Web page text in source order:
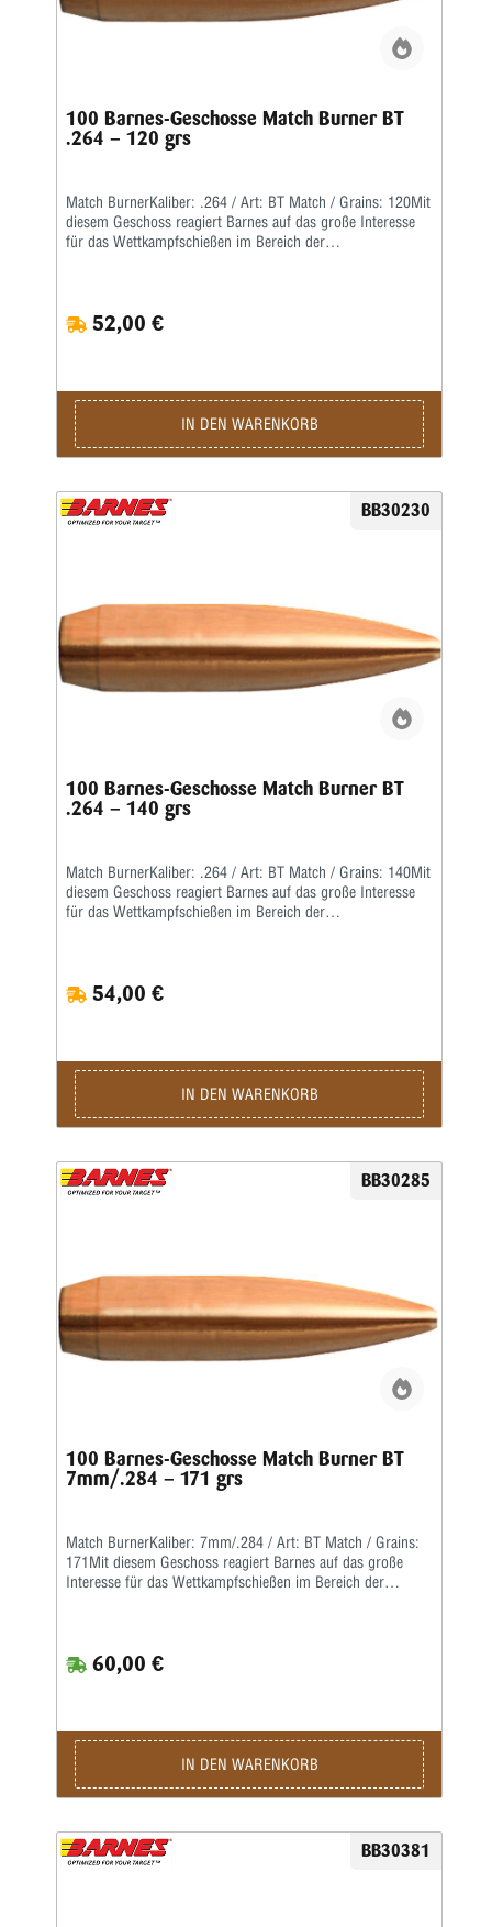
100 Barnes-Geschosse Match Burner BT
.264 – 120 grs
Match BurnerKaliber: .264 / Art: BT Match / Grains: 120Mit
diesem Geschoss reagiert Barnes auf das große Interesse
für das Wettkampfschießen im Bereich der
52,00 €
IN DEN WARENKORB
BB30230
100 Barnes-Geschosse Match Burner BT
.264 – 140 grs
Match BurnerKaliber: .264 / Art: BT Match / Grains: 140Mit
diesem Geschoss reagiert Barnes auf das große Interesse
für das Wettkampfschießen im Bereich der
54,00 €
IN DEN WARENKORB
BB30285
100 Barnes-Geschosse Match Burner BT
7mm/.284 – 171 grs
Match BurnerKaliber: 7mm/.284 / Art: BT Match / Grains:
171Mit diesem Geschoss reagiert Barnes auf das große
Interesse für das Wettkampfschießen im Bereich der
60,00 €
IN DEN WARENKORB
BB30381